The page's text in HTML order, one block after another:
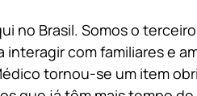
no Brasil. Somos o
com familiares e
tornou-se um item